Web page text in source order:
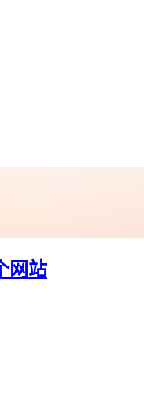
网站